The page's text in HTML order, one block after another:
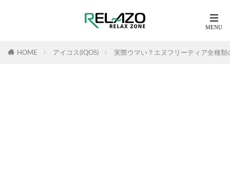
HOME アイコス(IQOS) 実際ウマい？エヌフリーティア全種